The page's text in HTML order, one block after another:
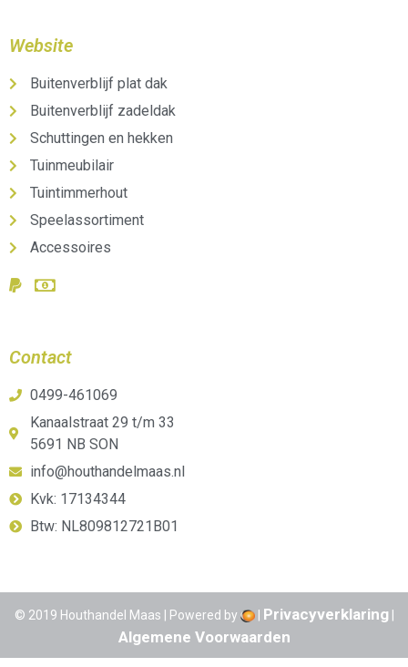
Website
Buitenverblijf plat dak
Buitenverblijf zadeldak
Schuttingen en hekken
Tuinmeubilair
Tuintimmerhout
Speelassortiment
Accessoires
Contact
0499-461069
Kanaalstraat 29 t/m 33
5691 NB SON
info@houthandelmaas.nl
Kvk: 17134344
Btw: NL809812721B01
© 2019 Houthandel Maas | Powered by | Privacyverklaring|
Algemene Voorwaarden